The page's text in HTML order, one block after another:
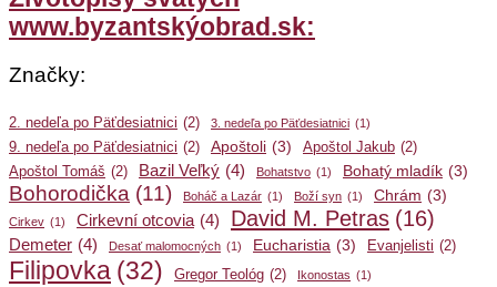
www.byzantskýobrad.sk:
Značky:
2. nedeľa po Päťdesiatnici (2) 3. nedeľa po Päťdesiatnici (1)
9. nedeľa po Päťdesiatnici (2) Apoštoli (3) Apoštol Jakub (2)
Apoštol Tomáš (2) Bazil Veľký (4) Bohatstvo (1) Bohatý mladík (3)
Bohorodička (11) Boháč a Lazár (1) Boží syn (1) Chrám (3)
Cirkev (1) Cirkevní otcovia (4) David M. Petras (16)
Demeter (4) Desať malomocných (1) Eucharistia (3) Evanjelisti (2)
Filipovka (32) Gregor Teológ (2) Ikonostas (1)